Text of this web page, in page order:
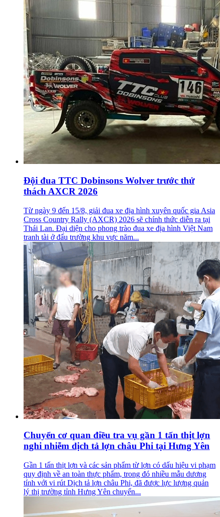
Đội đua TTC Dobinsons Wolver trước thử
thách AXCR 2026
Từ ngày 9 đến 15/8, giải đua xe địa hình xuyên quốc gia Asia
Cross Country Rally (AXCR) 2026 sẽ chính thức diễn ra tại
Thái Lan. Đại diện cho phong trào đua xe địa hình Việt Nam
tranh tài ở đấu trường khu vực năm...
Chuyển cơ quan điều tra vụ gần 1 tấn thịt lợn
nghi nhiễm dịch tả lợn châu Phi tại Hưng Yên
Gần 1 tấn thịt lợn và các sản phẩm từ lợn có dấu hiệu vi phạm
quy định về an toàn thực phẩm, trong đó nhiều mẫu dương
tính với vi rút Dịch tả lợn châu Phi, đã được lực lượng quản
lý thị trường tỉnh Hưng Yên chuyển...